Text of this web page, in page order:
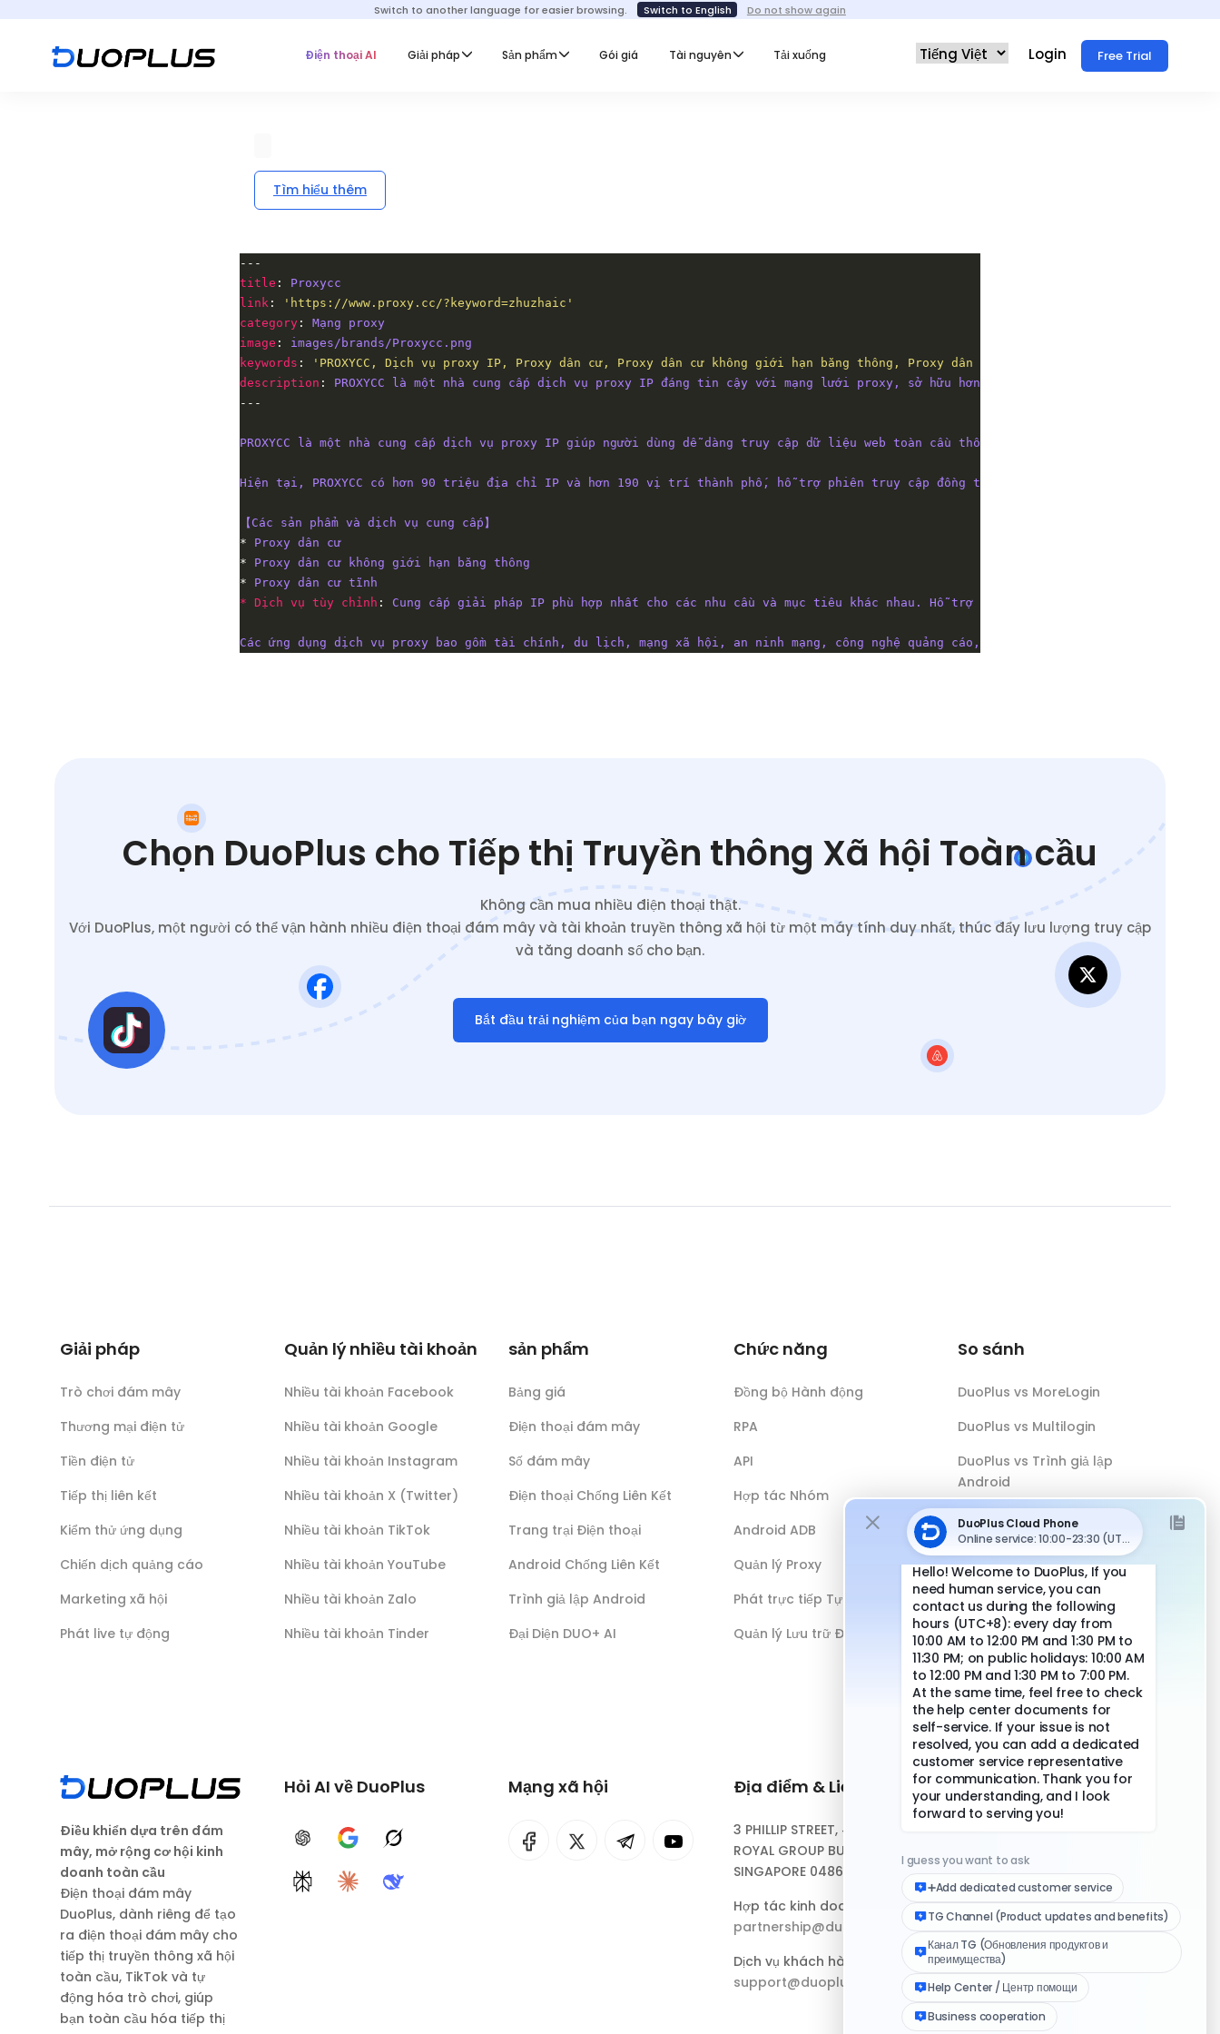
Switch to another language for easier browsing. Switch to English Do not show again
Điện thoại AI Giải pháp Sản phẩm Gói giá Tài nguyên Tải xuống Login Free Trial
Tìm hiểu thêm
title : Proxycc
link :
'https://www.proxy.cc/?keyword=zhuzhaic'
category : Mạng proxy
image : images/brands/Proxycc.png
keywords :
'PROXYCC, Dịch vụ proxy IP, Proxy dân cư, Proxy dân cư không giới hạn băng thông, Proxy dân cư tĩnh, Mạng proxy, Truy
description : PROXYCC là một nhà cung cấp dịch vụ proxy IP đáng tin cậy với mạng lưới proxy, sở hữu hơn 90 triệu địa chỉ IP và hơn
PROXYCC là một nhà cung cấp dịch vụ proxy IP giúp người dùng dễ dàng truy cập dữ liệu web toàn cầu thông qua mạng lưới proxy đáng tin
Hiện tại, PROXYCC có hơn 90 triệu địa chỉ IP và hơn 190 vị trí thành phố, hỗ trợ phiên truy cập đồng thời không giới hạn, tỷ lệ thành
【Các sản phẩm và dịch vụ cung cấp】
* Proxy dân cư
* Proxy dân cư không giới hạn băng thông
* Proxy dân cư tĩnh
* Dịch vụ tùy chỉnh : Cung cấp giải pháp IP phù hợp nhất cho các nhu cầu và mục tiêu khác nhau. Hỗ trợ kỹ thuật mạnh mẽ, có thể tùy
Các ứng dụng dịch vụ proxy bao gồm tài chính, du lịch, mạng xã hội, an ninh mạng, công nghệ quảng cáo, mua sắm điện tử, dư luận
Chọn DuoPlus cho Tiếp thị Truyền thông Xã hội Toàn cầu
Không cần mua nhiều điện thoại thật.
Với DuoPlus, một người có thể vận hành nhiều điện thoại đám mây và tài khoản truyền thông xã hội từ một máy tính duy nhất, thúc đẩy lưu lượng truy cập
và tăng doanh số cho bạn.
Bắt đầu trải nghiệm của bạn ngay bây giờ
Giải pháp
Trò chơi đám mây
Thương mại điện tử
Tiền điện tử
Tiếp thị liên kết
Kiểm thử ứng dụng
Chiến dịch quảng cáo
Marketing xã hội
Phát live tự động
Quản lý nhiều tài khoản
Nhiều tài khoản Facebook
Nhiều tài khoản Google
Nhiều tài khoản Instagram
Nhiều tài khoản X (Twitter)
Nhiều tài khoản TikTok
Nhiều tài khoản YouTube
Nhiều tài khoản Zalo
Nhiều tài khoản Tinder
sản phẩm
Bảng giá
Điện thoại đám mây
Số đám mây
Điện thoại Chống Liên Kết
Trang trại Điện thoại
Android Chống Liên Kết
Trình giả lập Android
Đại Diện DUO+ AI
Chức năng
Đồng bộ Hành động
RPA
API
Hợp tác Nhóm
Android ADB
Quản lý Proxy
Phát trực tiếp Tự động
Quản lý Lưu trữ Đám mây
So sánh
DuoPlus vs MoreLogin
DuoPlus vs Multilogin
DuoPlus vs Trình giả lập
Android
DuoPlus vs Antidetect Browser
DuoPlus vs Điện thoại vật lý
Điều khiển dựa trên đám
mây, mở rộng cơ hội kinh
doanh toàn cầu
Điện thoại đám mây
DuoPlus, dành riêng để tạo
ra điện thoại đám mây cho
tiếp thị truyền thông xã hội
toàn cầu, TikTok và tự
động hóa trò chơi, giúp
bạn toàn cầu hóa tiếp thị
Hỏi AI về DuoPlus
ChatGPTGoogle AIGrok
PerplexityClaudeDeepSeek
Mạng xã hội Địa điểm & Liên hệ
3 PHILLIP STREET, #10-04,
ROYAL GROUP BUILDING,
SINGAPORE 048693
Hợp tác kinh doanh:
partnership@duoplus.net
Dịch vụ khách hàng:
support@duoplus.net
Liên kết nhanh
Tải xuống Ứng dụng
Nhật ký Cập nhật